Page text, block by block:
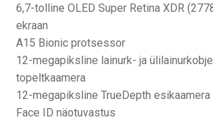
6,7-tolline OLED Super Retina XDR
ekraan
A15 Bionic protsessor
12-megapiksline lainurk- ja
topeltkaamera
12-megapiksline TrueDepth esikaamera
Face ID näotuvastus